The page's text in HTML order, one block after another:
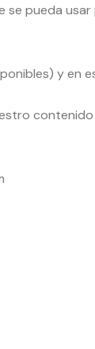
pueda usar
y en